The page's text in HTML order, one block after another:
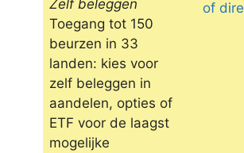
Zelf beleggen
Toegang tot 150
beurzen in 33
landen: kies voor
zelf beleggen in
aandelen, opties of
ETF voor de laagst
mogelijke
of